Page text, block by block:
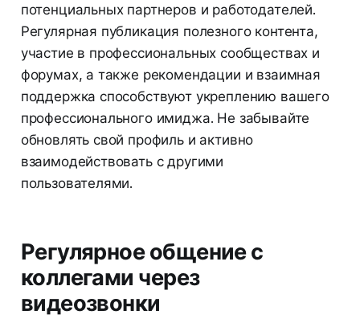
потенциальных партнеров и работодателей.
Регулярная публикация полезного контента,
участие в профессиональных сообществах и
форумах, а также рекомендации и взаимная
поддержка способствуют укреплению вашего
профессионального имиджа. Не забывайте
обновлять свой профиль и активно
взаимодействовать с другими
пользователями.
Регулярное общение с
коллегами через
видеозвонки